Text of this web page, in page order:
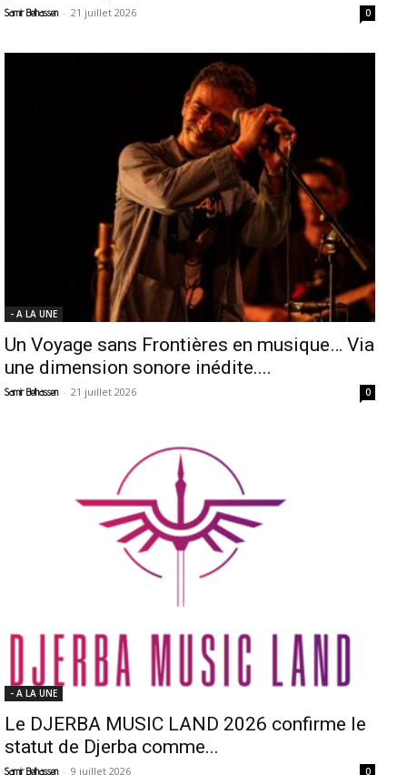
Samir Belhassen - 21 juillet 2026 0
- A LA UNE
Un Voyage sans Frontières en musique… Via
une dimension sonore inédite....
Samir Belhassen - 21 juillet 2026 0
- A LA UNE
Le DJERBA MUSIC LAND 2026 confirme le
statut de Djerba comme...
Samir Belhassen - 9 juillet 2026 0